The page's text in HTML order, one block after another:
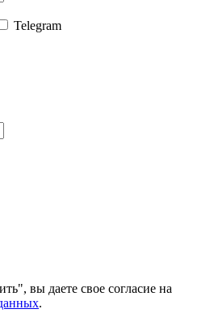
Telegram
вы даете свое согласие на
.